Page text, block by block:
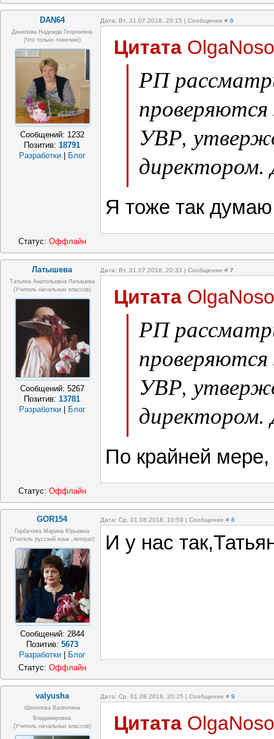
DAN64 Дата: Вт, 31.07.2018, 20:15 | Сообщение # 6
Данилова Надежда Георгиевна
(что только пожелаю)
Сообщений: 1232
Позитив:18791
Разработки
Блог
Цитата
РП
УВР,
директором.
Я тоже так
Статус: Оффлайн
Латышева Дата: Вт, 31.07.2018, 20:33 | Сообщение # 7
Татьяна Анатольевна Латышева
(учитель начальных классов)
Сообщений: 5267
Позитив:13781
Разработки
Блог
Цитата
РП
УВР,
директором.
так.
По крайней
Статус: Оффлайн
GOR154 Дата: Ср, 01.08.2018, 10:59 | Сообщение # 8
Горбачева Марина Юрьевна
(учитель русский язык ,литерат)
Сообщений: 2844
Позитив: 5673
Разработки
Блог
И у нас
Статус: Оффлайн
valyusha Дата: Ср, 01.08.2018, 20:25 | Сообщение # 9
Шипилова Валентина
Владимировна
(учитель начальных классов)
Цитата